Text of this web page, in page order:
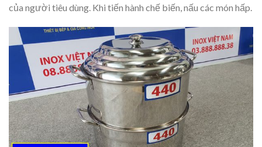
của người tiêu dùng. Khi tiến hành chế biến, nấu các món hấp.